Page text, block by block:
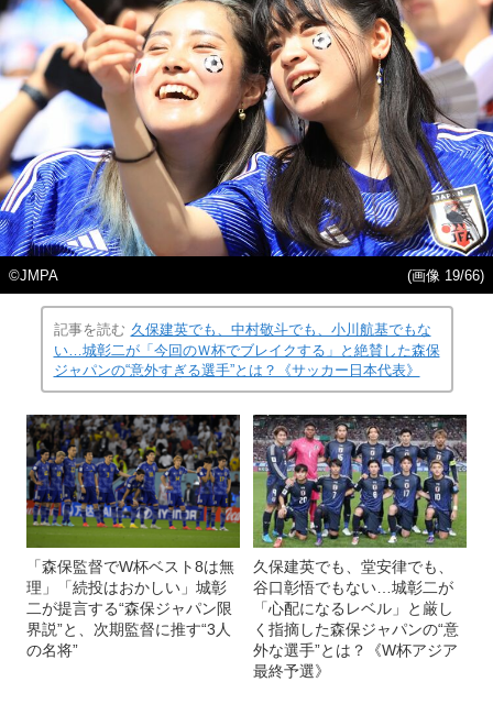
©JMPA (画像 19/66)
記事を読む 久保建英でも、中村敬斗でも、小川航基でもな
い…城彰二が「今回のＷ杯でブレイクする」と絶賛した森保
ジャパンの“意外すぎる選手”とは？《サッカー日本代表》
「森保監督でW杯ベスト8は無
理」「続投はおかしい」城彰
二が提言する“森保ジャパン限
界説”と、次期監督に推す“3人
の名将”
久保建英でも、堂安律でも、
谷口彰悟でもない…城彰二が
「心配になるレベル」と厳し
く指摘した森保ジャパンの“意
外な選手”とは？《W杯アジア
最終予選》